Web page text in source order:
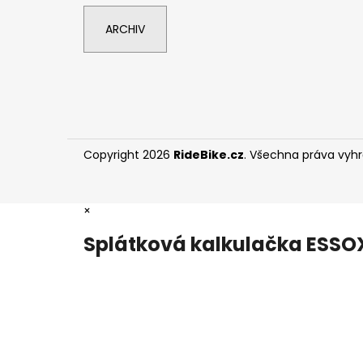
ARCHIV
Copyright 2026 RideBike.cz. Všechna práva
×
Splátková kalkulačka